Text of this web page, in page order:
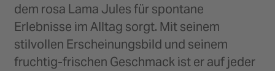
dem rosa Lama Jules für spontane
Erlebnisse im Alltag sorgt. Mit seinem
stilvollen Erscheinungsbild und seinem
fruchtig-frischen Geschmack ist er auf jeder